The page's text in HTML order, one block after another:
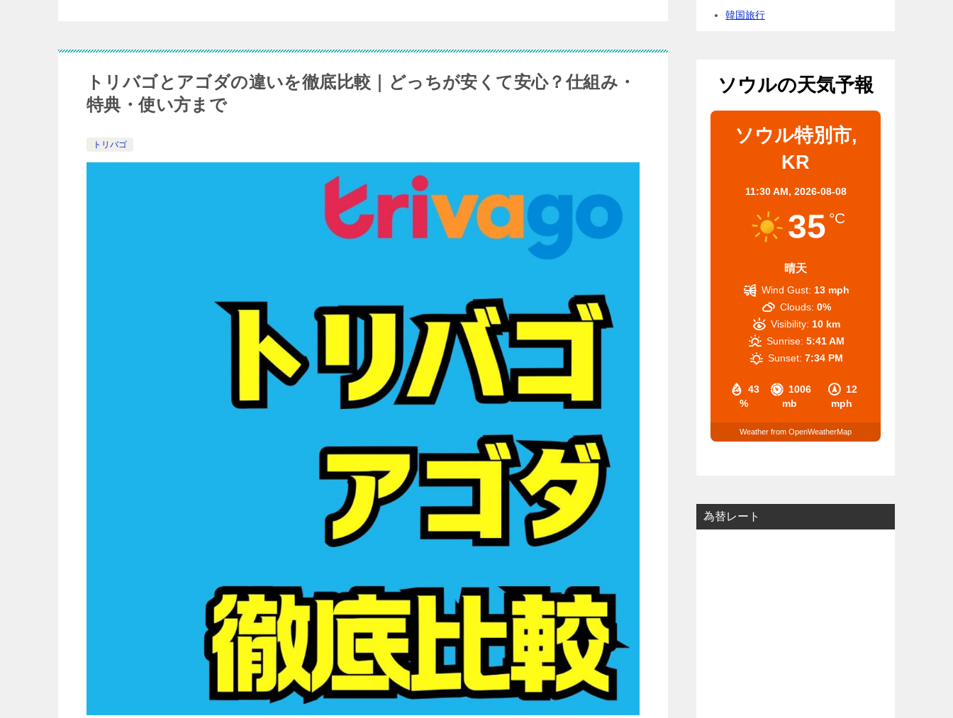
トリバゴとアゴダの違いを徹底比較｜どっちが安くて安心？仕組み・
特典・使い方まで
トリバゴ
韓国旅行
ソウルの天気予報
ソウル特別市,
KR
11:30 AM, 2026-08-08
35 °C
晴天
43
%
1006
mb
12
mph
Wind Gust: 13 mph
Clouds: 0%
Visibility: 10 km
Sunrise: 5:41 AM
Sunset: 7:34 PM
Weather from OpenWeatherMap
為替レート